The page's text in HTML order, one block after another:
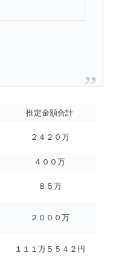
推定金額合計
２４２０万
４００万
８５万
２０００万
１１１万５５４２円